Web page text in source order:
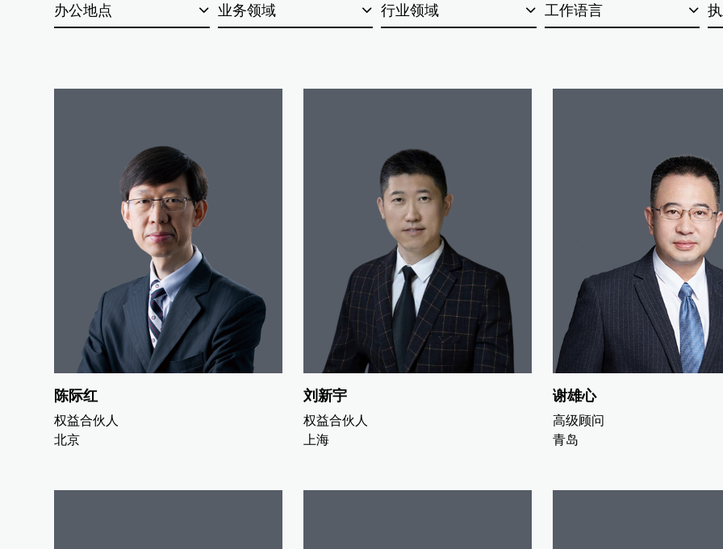
办公地点 业务领域 行业领域 工作语言
陈际红
权益合伙人
北京
刘新宇
权益合伙人
上海
谢雄心
高级顾问
青岛